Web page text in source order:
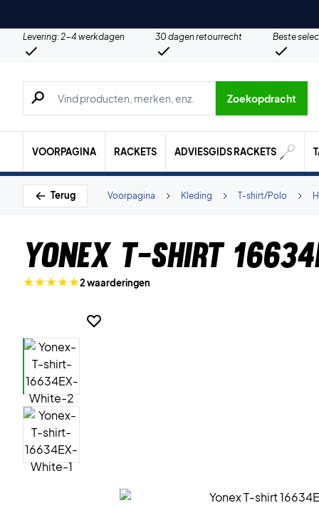
Levering: 2-4 werkdagen 30 dagen retourrecht Beste
Zoeken naar producten, merken etc.
Zoekopdracht
VOORPAGINA RACKETS ADVIESGIDS RACKETS
Terug T-shirt/Polo
Kleding
Voorpagina
Yonex T-shirt
2 waarderingen